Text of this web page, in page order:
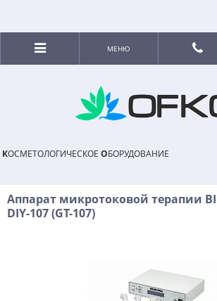
КОСМЕТОЛОГИЧЕСКОЕ ОБОРУДОВАНИЕ
МЕНЮ
Аппарат микротоковой терапии
DIY-107 (GT-107)